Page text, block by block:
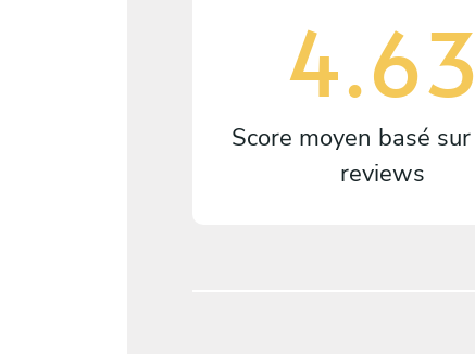
4.63
Score moyen basé sur
reviews